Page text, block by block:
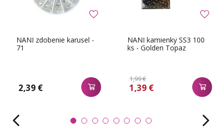
NANI zdobenie karusel -
71
2,39 €
NANI kamienky SS3 100
ks - Golden Topaz
1,99 €
1,39 €